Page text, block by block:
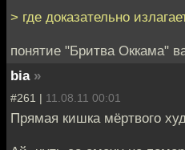
> где доказательно
понятие "Бритва Оккама"
bia »
#261 | 11.08.11 00:01
Прямая кишка мёртвого